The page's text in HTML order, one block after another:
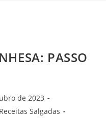
PASSO
de 2023
Receitas Salgadas